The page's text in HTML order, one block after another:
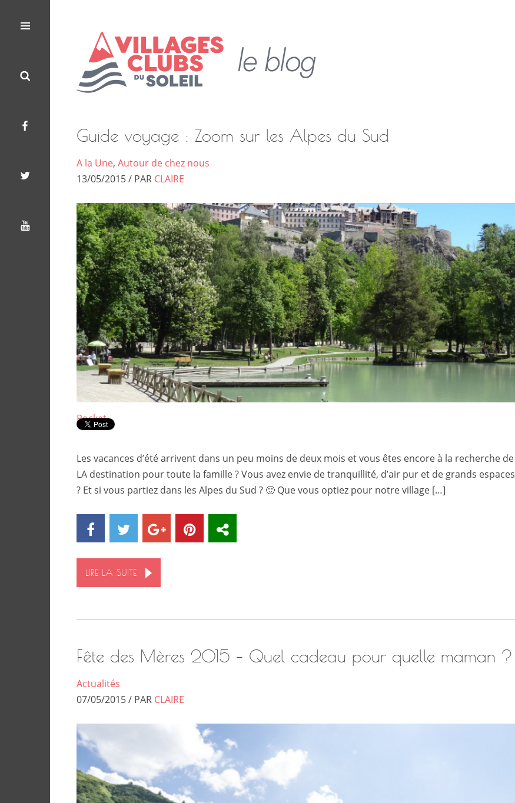
Menu
Search
Facebook
Twitter
Youtube
Villages
Soleil
des
Guide voyage : Zoom sur les Alpes du Sud
A la Une, Autour de chez nous
13/05/2015 / PAR CLAIRE
Pocket
Les vacances d’été arrivent dans un peu moins de deux mois et vous êtes encore à la recherche de
LA destination pour toute la famille ? Vous avez envie de tranquillité, d’air pur et de grands espaces
? Et si vous partiez dans les Alpes du Sud ? 🙂 Que vous optiez pour notre village […]
LIRE LA SUITE
Fête des Mères 2015 – Quel cadeau pour quelle maman ?
Actualités
07/05/2015 / PAR CLAIRE